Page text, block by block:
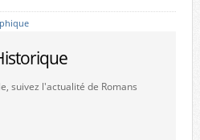
suivez l'actualité de Romans